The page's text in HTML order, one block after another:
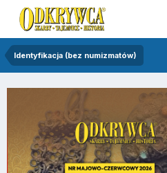
Identyfikacja (bez numizmatów)